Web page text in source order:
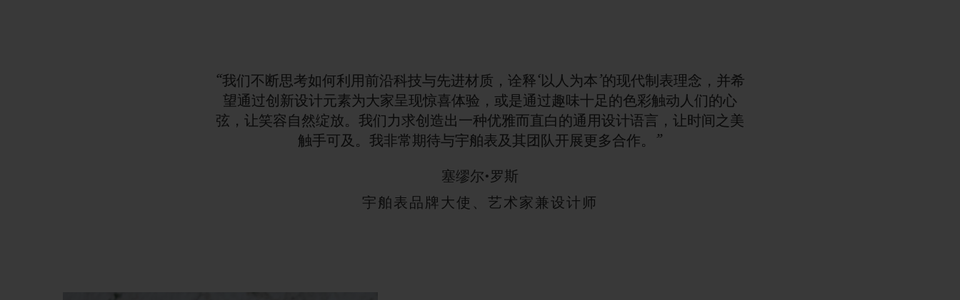
“我们不断思考如何利用前沿科技与先进材质，诠释‘以人为本’的现代制表理念，并希
望通过创新设计元素为大家呈现惊喜体验，或是通过趣味十足的色彩触动人们的心
弦，让笑容自然绽放。我们力求创造出一种优雅而直白的通用设计语言，让时间之美
触手可及。我非常期待与宇舶表及其团队开展更多合作。”
塞缪尔•罗斯
宇舶表品牌大使、艺术家兼设计师